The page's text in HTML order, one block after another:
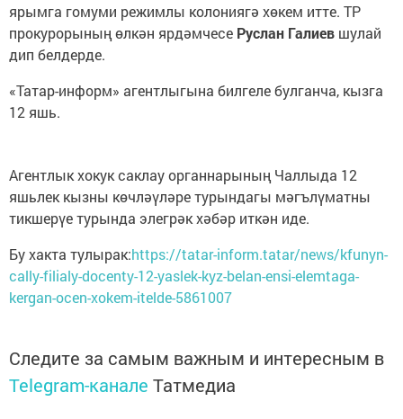
ярымга гомуми режимлы колониягә хөкем итте. ТР
прокурорының өлкән ярдәмчесе Руслан Галиев шулай
дип белдерде.
«Татар-информ» агентлыгына билгеле булганча, кызга
12 яшь.
Агентлык хокук саклау органнарының Чаллыда 12
яшьлек кызны көчләүләре турындагы мәгълүматны
тикшерүе турында элегрәк хәбәр иткән иде.
Бу хакта тулырак:https://tatar-inform.tatar/news/kfunyn-
cally-filialy-docenty-12-yaslek-kyz-belan-ensi-elemtaga-
kergan-ocen-xokem-itelde-5861007
Следите за самым важным и интересным в
Telegram-канале Татмедиа